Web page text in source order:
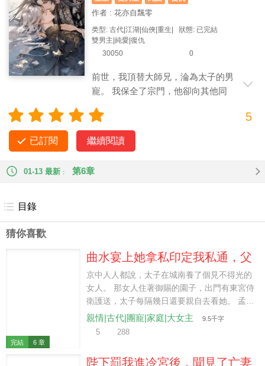
作者 : 花亦自飄零
类型: 古代|江湖|仙俠|重生|
雙男主|純愛|復仇
狀態: 已完結
30050 0
前世，我頂替大師兄，淪為太子的男
寵。 我保全了宗門，他卻向其他同
春生玉樹花……哈哈哈哈哈。」 「我名門正派，可容不得這樣
任男人玩弄的小娘們兒。」 大師兄承宗主之位后，立刻將我驅
逐。 我被皇室追捕，墜崖而亡。 再睜眼，大師兄跪在我面前泣
5
已訂閱 繼續閱讀
01-13 最新 第6章
目錄
猜你喜歡
完結 6 章
曲水宴上她拿私印定我私通，父
皇問誰敢動公主
京中人人都說，太子在城南養了個見不得光的
女人。 那女人住著御賜的園子，出門有東宮侍
衛護送，太子每隔幾日還要親自去看她。 孟清
儀信了。 她邀我參加曲水宴，先毀了我的藥，
再從侍衛身上搜出蓋著我私印的約會箋，要把
親情|古代|團寵|家庭|大女主 9.5千字
5 288
陛下罰我進冷宮後，聞見了亡妻